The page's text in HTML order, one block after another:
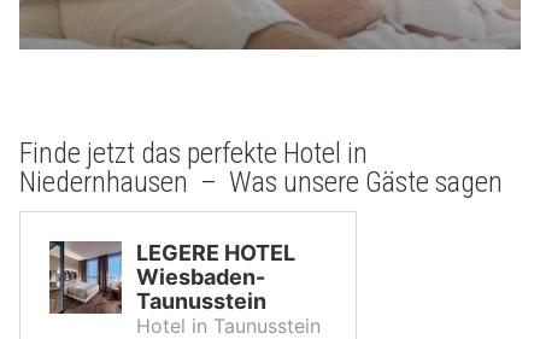
Finde jetzt das perfekte Hotel in
Niedernhausen – Was unsere Gäste sagen
LEGERE HOTEL
Wiesbaden-
Taunusstein
Hotel in Taunusstein